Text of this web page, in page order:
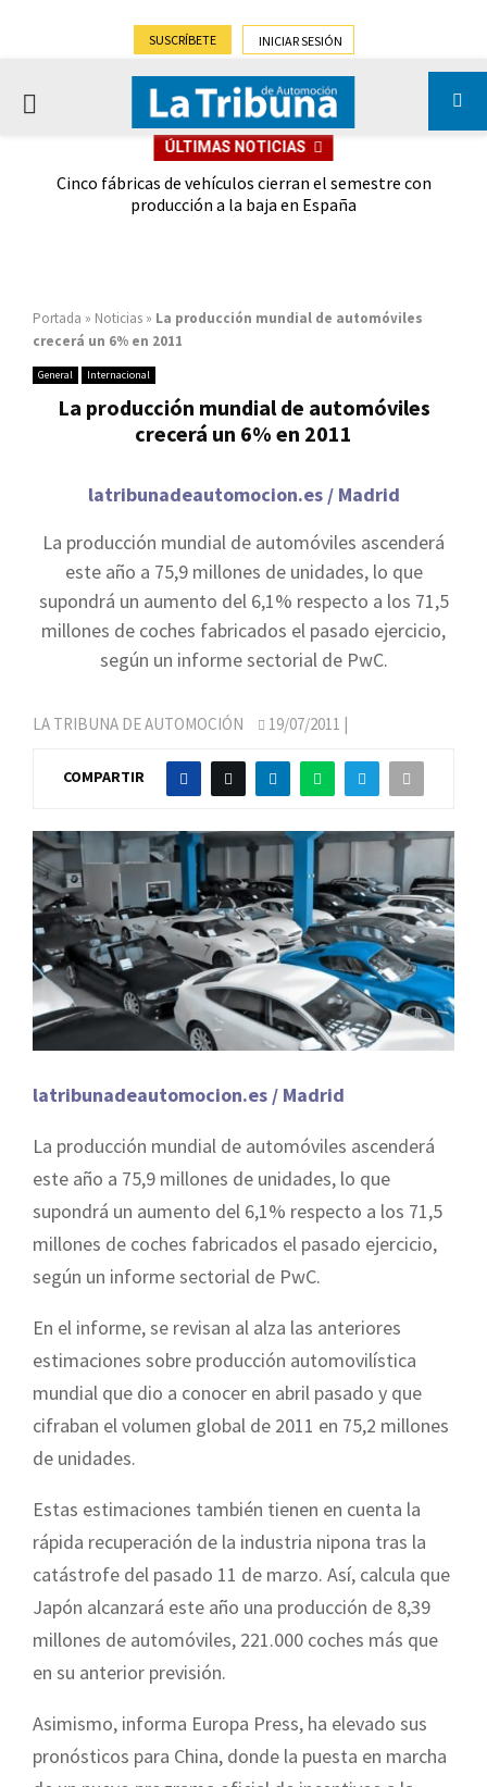
SUSCRÍBETE INICIAR SESIÓN
PRIMARY
ÚLTIMAS NOTICIAS
Cinco fábricas de vehículos cierran el semestre con
producción a la baja en España
Portada » Noticias » La producción mundial de automóviles
crecerá un 6% en 2011
General Internacional
La producción mundial de automóviles
crecerá un 6% en 2011
latribunadeautomocion.es / Madrid
La producción mundial de automóviles ascenderá
este año a 75,9 millones de unidades, lo que
supondrá un aumento del 6,1% respecto a los 71,5
millones de coches fabricados el pasado ejercicio,
según un informe sectorial de PwC.
LA TRIBUNA DE AUTOMOCIÓN 19/07/2011 |
COMPARTIR
latribunadeautomocion.es / Madrid
La producción mundial de automóviles ascenderá
este año a 75,9 millones de unidades, lo que
supondrá un aumento del 6,1% respecto a los 71,5
millones de coches fabricados el pasado ejercicio,
según un informe sectorial de PwC.
En el informe, se revisan al alza las anteriores
estimaciones sobre producción automovilística
mundial que dio a conocer en abril pasado y que
cifraban el volumen global de 2011 en 75,2 millones
de unidades.
Estas estimaciones también tienen en cuenta la
rápida recuperación de la industria nipona tras la
catástrofe del pasado 11 de marzo. Así, calcula que
Japón alcanzará este año una producción de 8,39
millones de automóviles, 221.000 coches más que
en su anterior previsión.
Asimismo, informa Europa Press, ha elevado sus
pronósticos para China, donde la puesta en marcha